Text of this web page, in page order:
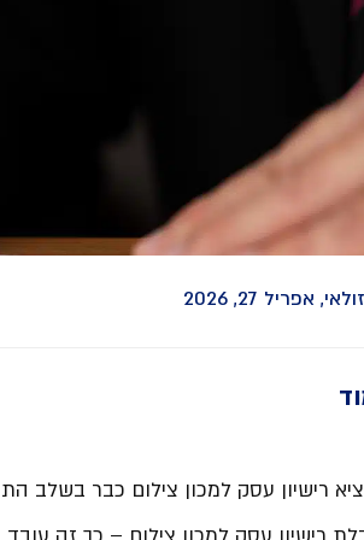
אפריל 27, 2026
רישיון עסק למכון צילום כבר בשלב